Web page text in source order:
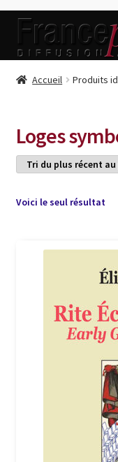
Aller
la
Aller
contenu
Accueil
Compte
Conditions de Vente
Connection
Listes d’Envies
Livres de Peter
Livres de Philippe
Login Customizer
Politique de
Accueil Produits
Loges
Voici le seul résultat